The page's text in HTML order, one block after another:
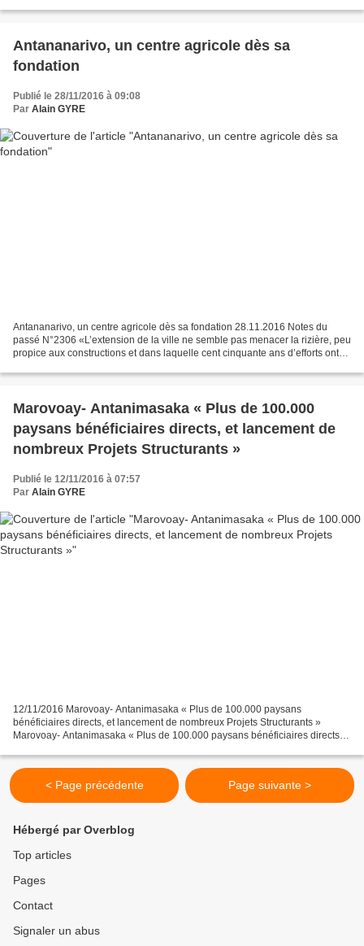
Antananarivo, un centre agricole dès sa
fondation
Publié le 28/11/2016 à 09:08
Par Alain GYRE
Antananarivo, un centre agricole dès sa fondation 28.11.2016 Notes du
passé N°2306 «L’extension de la ville ne semble pas menacer la rizière, peu
propice aux constructions et dans laquelle cent cinquante ans d’efforts ont
Marovoay- Antanimasaka « Plus de 100.000
paysans bénéficiaires directs, et lancement de
nombreux Projets Structurants »
Publié le 12/11/2016 à 07:57
Par Alain GYRE
12/11/2016 Marovoay- Antanimasaka « Plus de 100.000 paysans
bénéficiaires directs, et lancement de nombreux Projets Structurants »
Marovoay- Antanimasaka « Plus de 100.000 paysans bénéficiaires directs,
< Page précédente Page suivante >
Hébergé par Overblog
Top articles
Pages
Contact
Signaler un abus